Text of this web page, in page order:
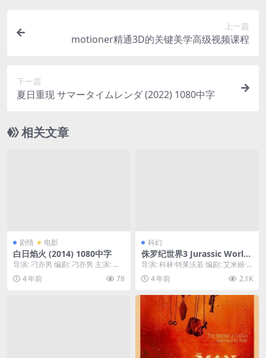
上一篇
motioner精通3D的关键美学高级视频课程
下一篇
夏日重现 サマータイムレンダ (2022) 1080中字
相关文章
剧情 电影
白日焰火 (2014) 1080中字
导演: 刁亦男 编剧: 刁亦男 主演: 桂
纶镁 / 廖凡 类型: 剧情 / 悬疑...
4 年前 78
科幻
侏罗纪世界3 Jurassic World:
Dominion (2022) 1080P 4K
韩版 中文字幕
导演: 科林·特莱沃若 编剧: 艾米丽·
卡迈克尔 / 科林·特莱沃若 / 德里克...
4 年前 2.1K